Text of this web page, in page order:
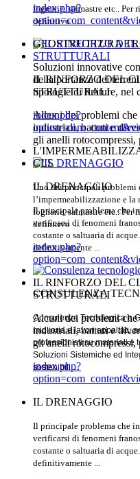
fognarie, salmastre etc.. Per
definitivo ...
IL RINFORZO DEL
STRUTTURALI
Alcuni dei problemi che
industriali, battuti e
gli anelli rotocompressi,
IL DRENAGGIO
Il principale problema che
verificarsi di fenomeni
costante o saltuaria di
definitivamente ...
CONSULENZA
Consulenza Tecnologica e
miglioria e lavori appaltati,
professionisti su materiali e
Soluzioni Sistemiche ed
sostenibili ...
index.php?
GEOSTRUTTURA
Soluzioni innovative
della portanza dei
tipologie di finiture, nel
index.php?
CLS
Uno dei principali problemi
l’impermeabilizzazione e
fognarie, salmastre etc.. Per
definitivo ...
index.php?
IL RINFORZO DEL
STRUTTURALI
Alcuni dei problemi che
industriali, battuti e
gli anelli rotocompressi,
index.php?
IL DRENAGGIO
Il principale problema che
verificarsi di fenomeni
costante o saltuaria di
definitivamente ...